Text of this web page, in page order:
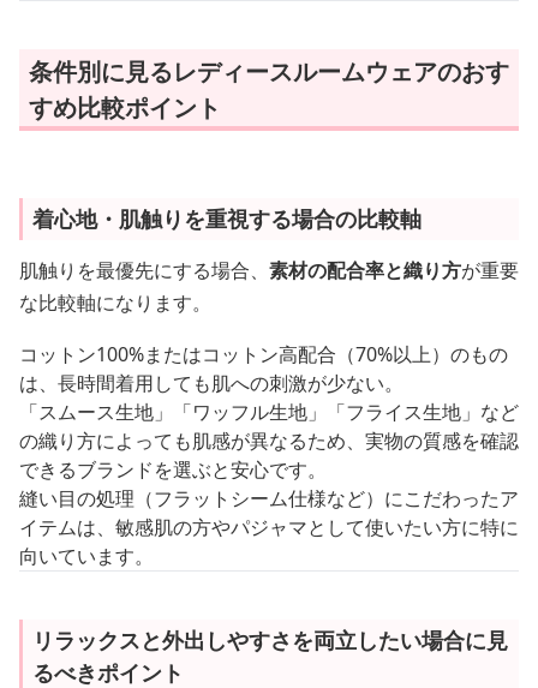
条件別に見るレディースルームウェアのおす
すめ比較ポイント
着心地・肌触りを重視する場合の比較軸
肌触りを最優先にする場合、 素材の配合率と織り方が重要
な比較軸になります。
コットン100%またはコットン高配合（70%以上）のもの
は、長時間着用しても肌への刺激が少ない。
「スムース生地」「ワッフル生地」「フライス生地」など
の織り方によっても肌感が異なるため、実物の質感を確認
できるブランドを選ぶと安心です。
縫い目の処理（フラットシーム仕様など）にこだわったア
イテムは、敏感肌の方やパジャマとして使いたい方に特に
向いています。
リラックスと外出しやすさを両立したい場合に見
るべきポイント